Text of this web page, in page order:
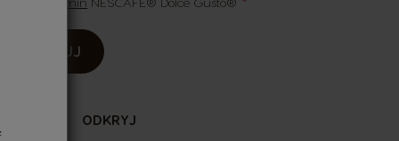
SUBSKRYBUJ
ODKRYJ